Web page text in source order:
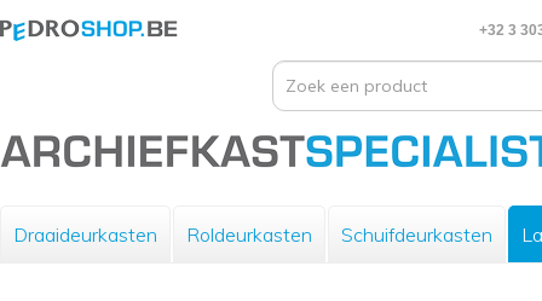
+32 3
Draaideurkasten Roldeurkasten Schuifdeurkasten